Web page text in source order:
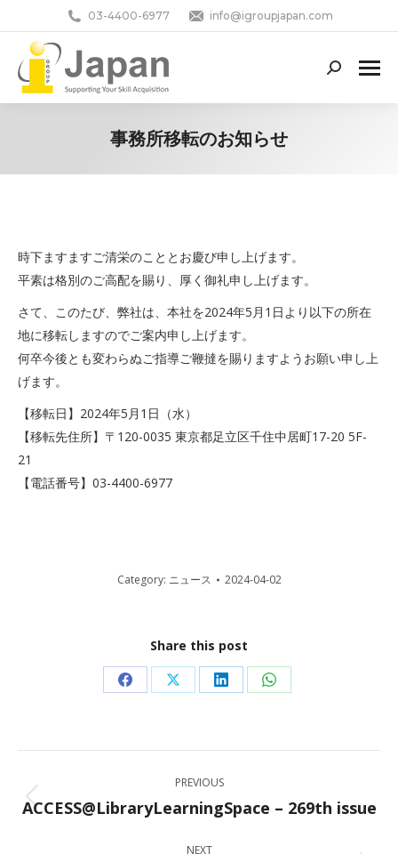
03-4400-6977 info@igroupjapan.com
Search:
事務所移転のお知らせ
時下ますますご清栄のこととお慶び申し上げます。
平素は格別のご高配を賜り、厚く御礼申し上げます。
さて、このたび、弊社は、本社を2024年5月1日より以下の所在
地に移転しますのでご案内申し上げます。
何卒今後とも変わらぬご指導ご鞭撻を賜りますようお願い申し上
げます。
【移転日】2024年5月1日（水）
【移転先住所】〒120-0035 東京都足立区千住中居町17-20 5F-
21
【電話番号】03-4400-6977
Category: ニュース 2024-04-02
Share this post
Share
Facebook
Share
X
Share
LinkedIn
Share
WhatsApp
navigation
PREVIOUS
Previous
ACCESS@LibraryLearningSpace – 269th issue
NEXT